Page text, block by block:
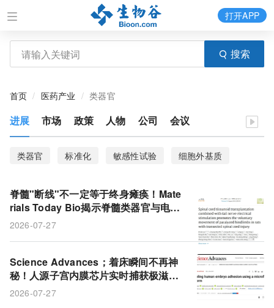
搜索
打开APP
首页 医药产业 类器官
进展 市场 政策 人物 公司 会议
类器官 标准化 敏感性试验 细胞外基质
脊髓"断线"不一定等于终身瘫痪！Mate
rials Today Bio揭示脊髓类器官与电刺
激的协同修复奥秘
2026-07-27
Science Advances；着床瞬间不再神
秘！人源子宫内膜芯片实时捕获极滋养
层粘附与谱系重排
2026-07-27